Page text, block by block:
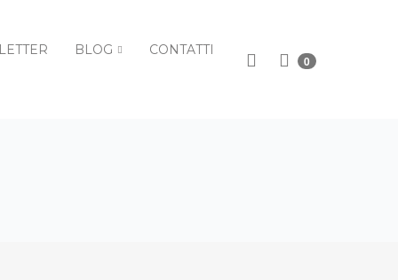
BLOG CONTATTI
0